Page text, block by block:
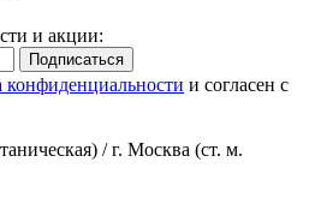
и акции:
Подписаться
и согласен с
/ г. Москва (ст. м.